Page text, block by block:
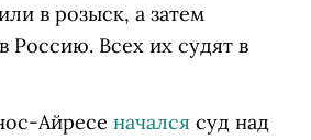
в розыск, а затем
в Россию. Всех их судят в
Айресе начался суд над